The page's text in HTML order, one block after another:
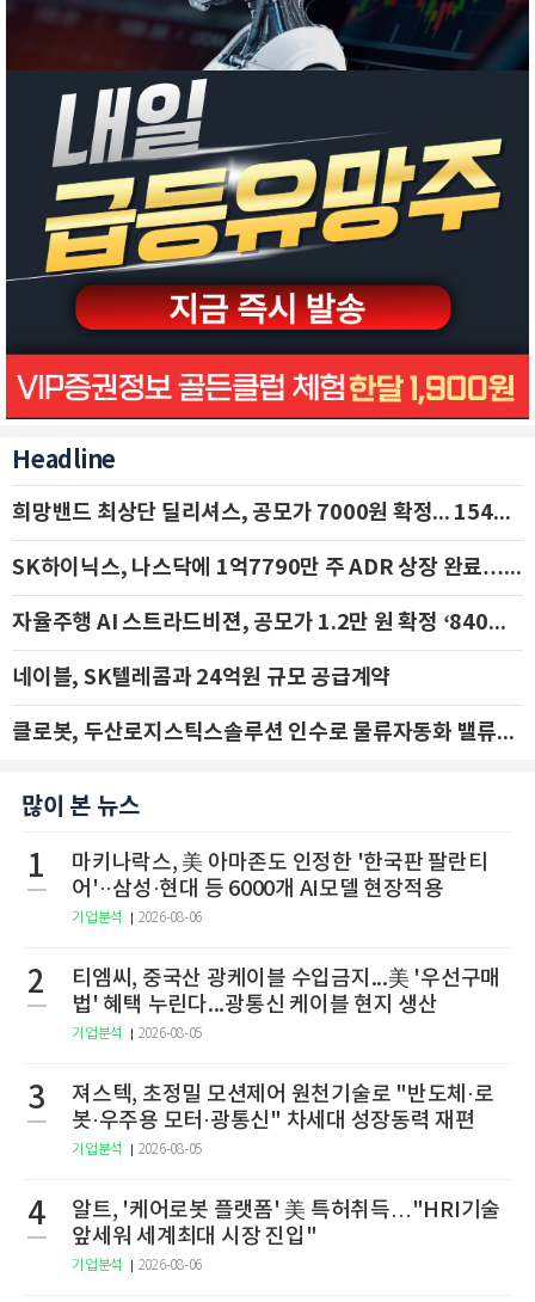
Headline
희망밴드 최상단 딜리셔스, 공모가 7000원 확정... 154억 규모 IPO 돌입
SK하이닉스, 나스닥에 1억7790만 주 ADR 상장 완료…29일 국내 추가 상장
자율주행 AI 스트라드비젼, 공모가 1.2만 원 확정 ‘840억 수혈’
네이블, SK텔레콤과 24억원 규모 공급계약
클로봇, 두산로지스틱스솔루션 인수로 물류자동화 밸류체인 확장 추진 - IBK투자증권
많이 본 뉴스
1
마키나락스, 美 아마존도 인정한 '한국판 팔란티
어'··삼성·현대 등 6000개 AI모델 현장적용
기업분석 2026-08-06
2
티엠씨, 중국산 광케이블 수입금지...美 '우선구매
법' 혜택 누린다...광통신 케이블 현지 생산
기업분석 2026-08-05
3
져스텍, 초정밀 모션제어 원천기술로 "반도체·로
봇·우주용 모터·광통신" 차세대 성장동력 재편
기업분석 2026-08-05
4
알트, '케어로봇 플랫폼' 美 특허취득…"HRI기술
앞세워 세계최대 시장 진입"
기업분석 2026-08-06